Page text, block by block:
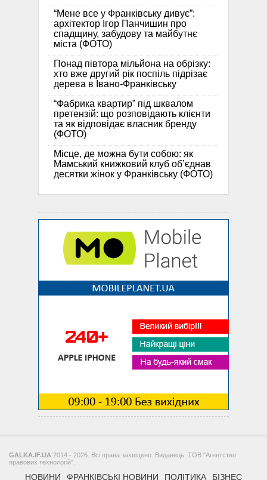
“Мене все у Франківську дивує”:
архітектор Ігор Панчишин про
спадщину, забудову та майбутнє
міста (ФОТО)
Понад півтора мільйона на обрізку:
хто вже другий рік поспіль підрізає
дерева в Івано-Франківську
“Фабрика квартир” під шквалом
претензій: що розповідають клієнти
та як відповідає власник бренду
(ФОТО)
Місце, де можна бути собою: як
Мамський книжковий клуб об’єднав
десятки жінок у Франківську (ФОТО)
GALKA.IF.UA 2014 - 2026. Всі права захищено. Видавець: ТОВ "Агентство
правових технологій".
НОВИНИ ФРАНКІВСЬКІ НОВИНИ ПОЛІТИКА БІЗНЕС